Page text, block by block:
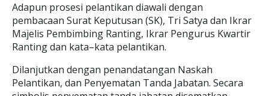
Adapun prosesi pelantikan diawali dengan
pembacaan Surat Keputusan (SK), Tri Satya dan Ikrar
Majelis Pembimbing Ranting, Ikrar Pengurus Kwartir
Ranting dan kata–kata pelantikan.
Dilanjutkan dengan penandatangan Naskah
Pelantikan, dan Penyematan Tanda Jabatan. Secara